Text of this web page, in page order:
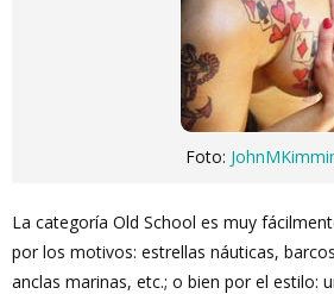
Foto:
La categoría Old School es muy
por los motivos: estrellas náuticas,
anclas marinas, etc.; o bien por el estilo: